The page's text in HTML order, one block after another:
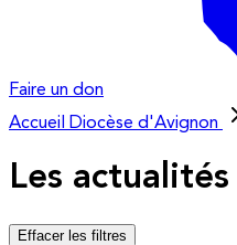
Faire un don
Accueil
Diocèse d'Avignon
Les
Effacer les filtres